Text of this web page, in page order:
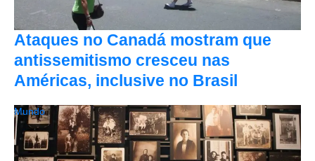
Ataques no Canadá mostram que
antissemitismo cresceu nas
Américas, inclusive no Brasil
Mundo